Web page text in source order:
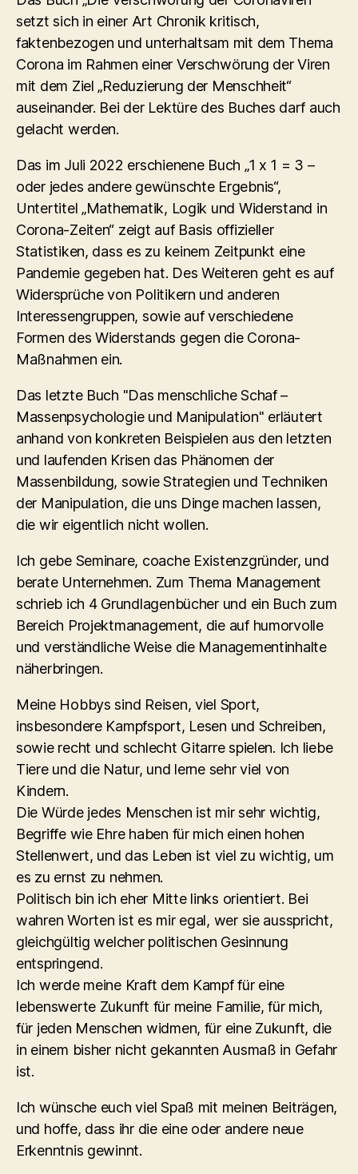
setzt sich in einer Art Chronik kritisch,
faktenbezogen und unterhaltsam mit dem Thema
Corona im Rahmen einer Verschwörung der Viren
mit dem Ziel „Reduzierung der Menschheit“
auseinander. Bei der Lektüre des Buches darf auch
gelacht werden.
Das im Juli 2022 erschienene Buch „1 x 1 = 3 –
oder jedes andere gewünschte Ergebnis“,
Untertitel „Mathematik, Logik und Widerstand in
Corona-Zeiten“ zeigt auf Basis offizieller
Statistiken, dass es zu keinem Zeitpunkt eine
Pandemie gegeben hat. Des Weiteren geht es auf
Widersprüche von Politikern und anderen
Interessengruppen, sowie auf verschiedene
Formen des Widerstands gegen die Corona-
Maßnahmen ein.
Das letzte Buch "Das menschliche Schaf –
Massenpsychologie und Manipulation" erläutert
anhand von konkreten Beispielen aus den letzten
und laufenden Krisen das Phänomen der
Massenbildung, sowie Strategien und Techniken
der Manipulation, die uns Dinge machen lassen,
die wir eigentlich nicht wollen.
Ich gebe Seminare, coache Existenzgründer, und
berate Unternehmen. Zum Thema Management
schrieb ich 4 Grundlagenbücher und ein Buch zum
Bereich Projektmanagement, die auf humorvolle
und verständliche Weise die Managementinhalte
näherbringen.
Meine Hobbys sind Reisen, viel Sport,
insbesondere Kampfsport, Lesen und Schreiben,
sowie recht und schlecht Gitarre spielen. Ich liebe
Tiere und die Natur, und lerne sehr viel von
Kindern.
Die Würde jedes Menschen ist mir sehr wichtig,
Begriffe wie Ehre haben für mich einen hohen
Stellenwert, und das Leben ist viel zu wichtig, um
es zu ernst zu nehmen.
Politisch bin ich eher Mitte links orientiert. Bei
wahren Worten ist es mir egal, wer sie ausspricht,
gleichgültig welcher politischen Gesinnung
entspringend.
Ich werde meine Kraft dem Kampf für eine
lebenswerte Zukunft für meine Familie, für mich,
für jeden Menschen widmen, für eine Zukunft, die
in einem bisher nicht gekannten Ausmaß in Gefahr
ist.
Ich wünsche euch viel Spaß mit meinen Beiträgen,
und hoffe, dass ihr die eine oder andere neue
Erkenntnis gewinnt.